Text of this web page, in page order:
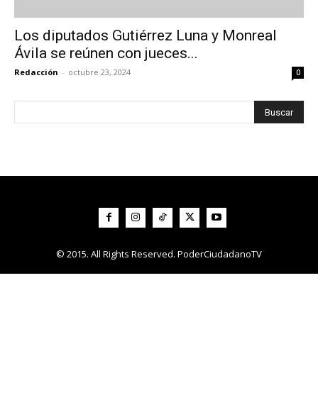
Los diputados Gutiérrez Luna y Monreal
Ávila se reúnen con jueces...
Redacción - octubre 23, 2024 0
© 2015. All Rights Reserved. PoderCiudadanoTV